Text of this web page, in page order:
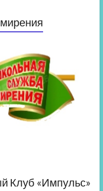
Клуб «Импульс»